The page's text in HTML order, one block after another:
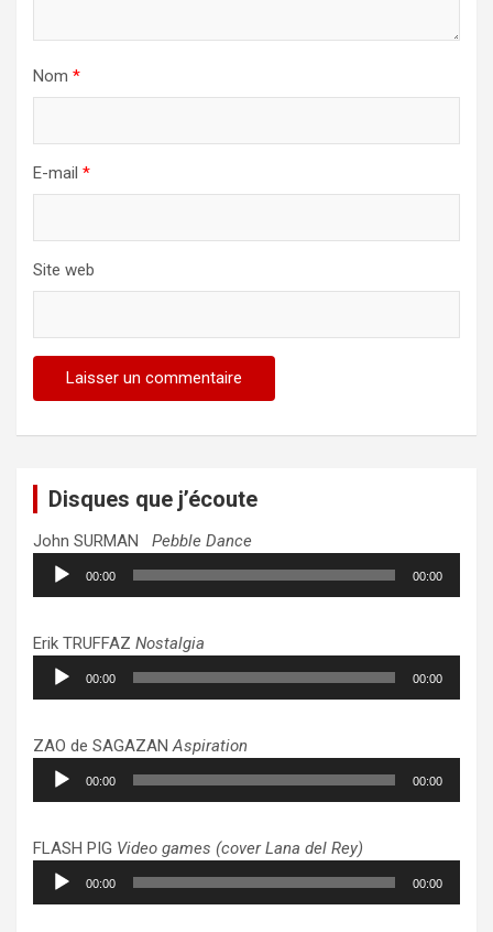
Nom *
E-mail *
Site web
Disques que j’écoute
John SURMAN Pebble Dance
Lecteur
audio
00:00 00:00
Erik TRUFFAZ Nostalgia
Lecteur
audio
00:00 00:00
ZAO de SAGAZANAspiration
Lecteur
audio
00:00 00:00
FLASH PIG Video games (cover Lana del Rey)
Lecteur
audio
00:00 00:00